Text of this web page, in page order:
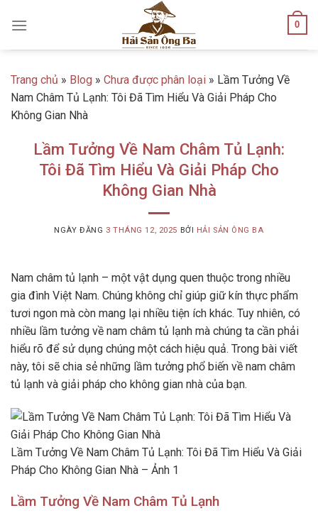
0
Trang chủ » Blog » Chưa được phân loại » Lầm Tưởng Về
Nam Châm Tủ Lạnh: Tôi Đã Tìm Hiểu Và Giải Pháp Cho
Không Gian Nhà
Lầm Tưởng Về Nam Châm Tủ Lạnh:
Tôi Đã Tìm Hiểu Và Giải Pháp Cho
Không Gian Nhà
NGÀY ĐĂNG 3 THÁNG 12, 2025 BỞI HẢI SẢN ÔNG BA
Nam châm tủ lạnh – một vật dụng quen thuộc trong nhiều
gia đình Việt Nam. Chúng không chỉ giúp giữ kín thực phẩm
tươi ngon mà còn mang lại nhiều tiện ích khác. Tuy nhiên, có
nhiều lầm tưởng về nam châm tủ lạnh mà chúng ta cần phải
hiểu rõ để sử dụng chúng một cách hiệu quả. Trong bài viết
này, tôi sẽ chia sẻ những lầm tưởng phổ biến về nam châm
tủ lạnh và giải pháp cho không gian nhà của bạn.
Lầm Tưởng Về Nam Châm Tủ Lạnh: Tôi Đã Tìm Hiểu Và Giải
Pháp Cho Không Gian Nhà – Ảnh 1
Lầm Tưởng Về Nam Châm Tủ Lạnh